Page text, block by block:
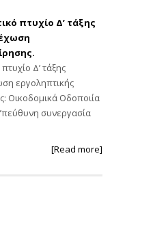
πτυχίο Δ’ τάξης
Δ’ τάξης
εργοληπτικής
Οικοδομικά Οδοποιία
συνεργασία
[Read more]